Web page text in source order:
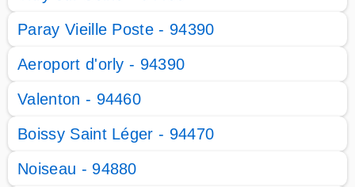
Paray Vieille Poste - 94390
Aeroport d'orly - 94390
Valenton - 94460
Boissy Saint Léger - 94470
Noiseau - 94880